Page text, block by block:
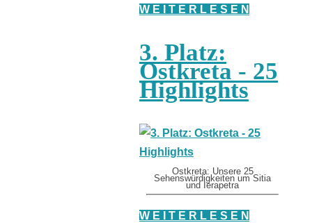
W E I T E R L E S E N
3. Platz:
Ostkreta - 25
Highlights
Ostkreta: Unsere 25
Sehenswürdigkeiten um Sitia
und Ierapetra
W E I T E R L E S E N